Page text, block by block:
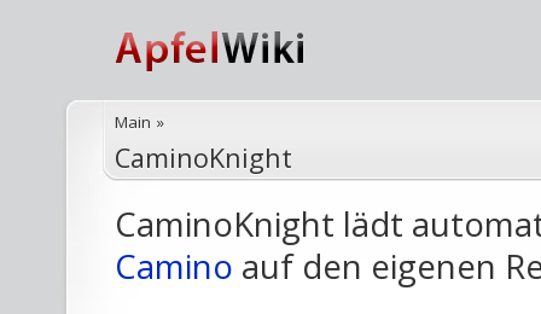
Main »
CaminoKnight
CaminoKnight lädt
Camino auf den eigenen